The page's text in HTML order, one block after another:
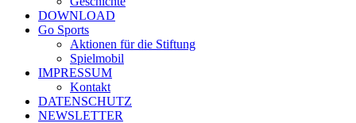
DOWNLOAD
Go Sports
Aktionen für die Stiftung
Spielmobil
IMPRESSUM
Kontakt
DATENSCHUTZ
NEWSLETTER